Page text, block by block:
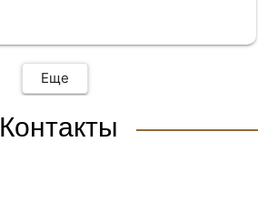
Еще
Контакты